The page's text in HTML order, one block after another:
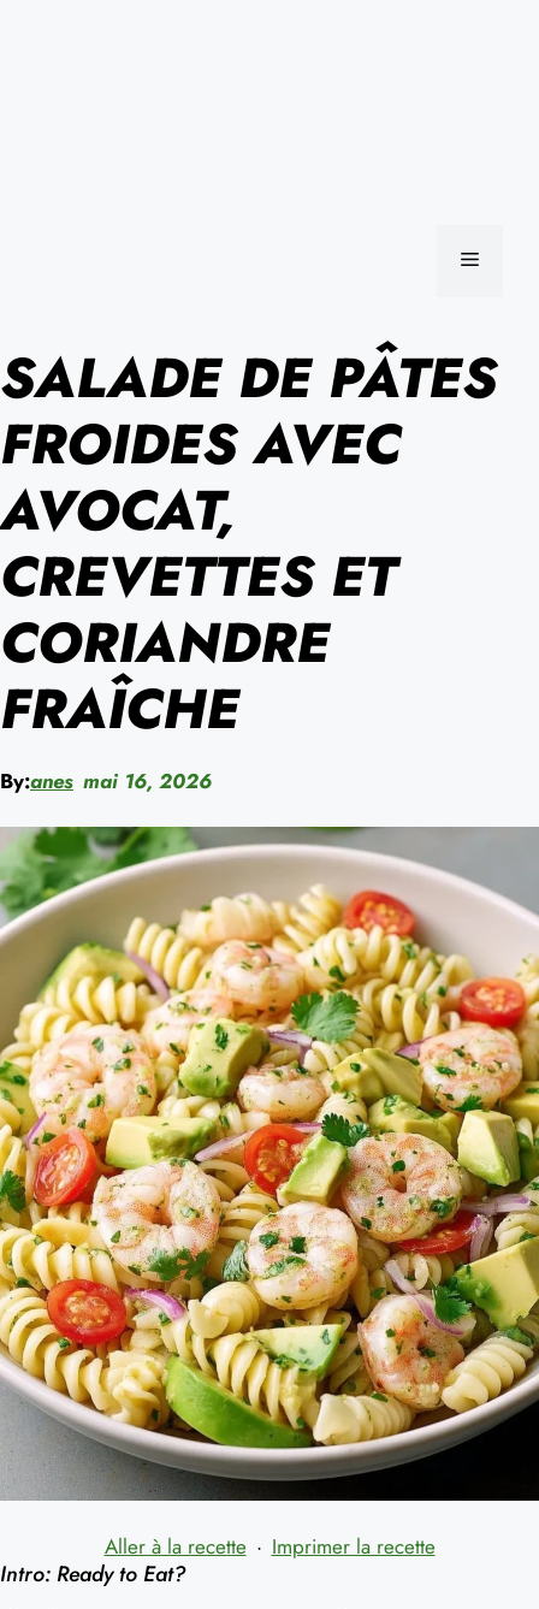
MENU
SALADE DE PÂTES
FROIDES AVEC
AVOCAT,
CREVETTES ET
CORIANDRE
FRAÎCHE
By:anes mai 16, 2026
Aller à la recette · Imprimer la recette
Intro: Ready to Eat?